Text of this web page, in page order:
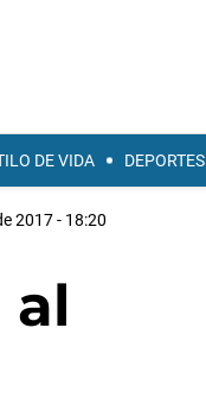
DE VIDA DEPORTES
2017 - 18:20
al